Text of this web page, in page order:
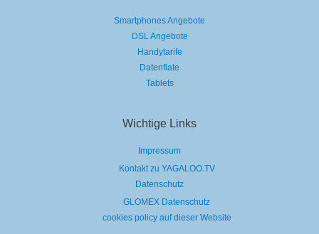
Smartphones Angebote
DSL Angebote
Handytarife
Datenflate
Tablets
Wichtige Links
Impressum
Kontakt zu YAGALOO.TV
Datenschutz
GLOMEX Datenschutz
cookies policy auf dieser Website